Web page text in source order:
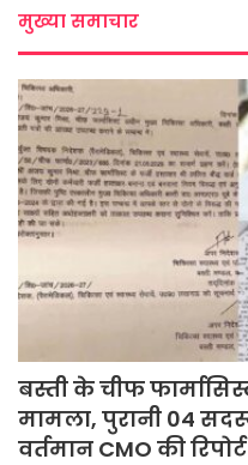
मुख्या समाचार
बस्ती के चीफ
मामला, पुरानी 04
वर्तमान CMO की